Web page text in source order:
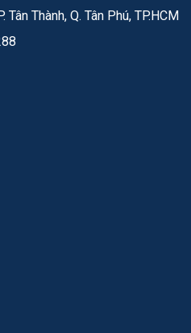
Thành, Q. Tân Phú, TP.HCM